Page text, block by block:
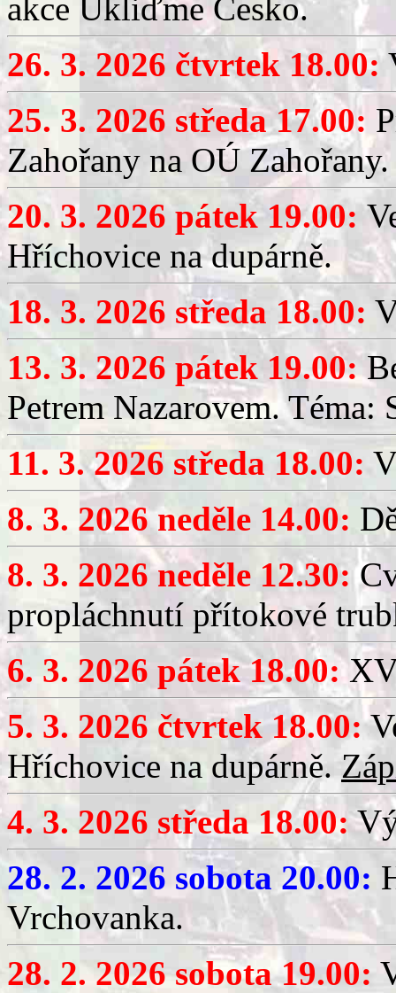
akce Ukliďme Česko.
26. 3. 2026 čtvrtek 18.00:
25. 3. 2026 středa 17.00:
Zahořany na OÚ Zahořany.
20. 3. 2026 pátek 19.00:
Hříchovice na dupárně.
18. 3. 2026 středa 18.00:
13. 3. 2026 pátek 19.00:
Petrem Nazarovem. Téma:
11. 3. 2026 středa 18.00:
8. 3. 2026 neděle 14.00:
8. 3. 2026 neděle 12.30:
propláchnutí přítokové
6. 3. 2026 pátek 18.00:
5. 3. 2026 čtvrtek 18.00:
Hříchovice na dupárně.
4. 3. 2026 středa 18.00:
28. 2. 2026 sobota 20.00:
Vrchovanka.
28. 2. 2026 sobota 19.00: